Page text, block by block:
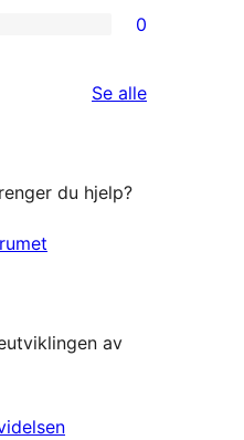
0
Se alleomtalene
du hjelp?
av